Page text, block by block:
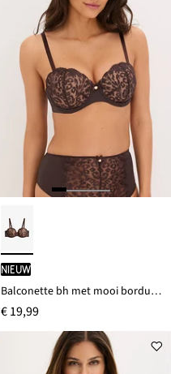
Nieuw
Balconette bh met mooi borduursel
€ 19,99